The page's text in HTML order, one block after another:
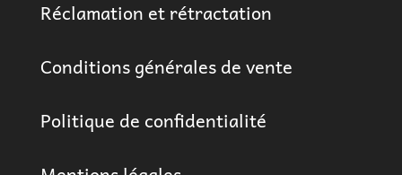
Réclamation et rétractation
Conditions générales de vente
Politique de confidentialité